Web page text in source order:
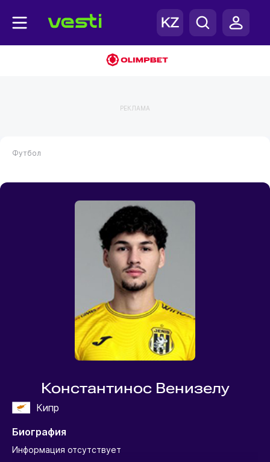
РЕКЛАМА
Футбол
Константинос Венизелу
Кипр
Биография
Информация отсутствует